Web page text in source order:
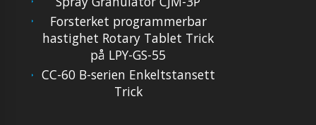
Forsterket programmerbar
hastighet Rotary Tablet Trick
på LPY-GS-55
CC-60 B-serien Enkeltstansett
Trick